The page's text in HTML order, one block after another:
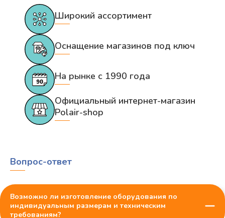
Широкий ассортимент
Оснащение магазинов под ключ
На рынке с 1990 года
Официальный интернет-магазин
Polair-shop
Вопрос-ответ
Возможно ли изготовление оборудования по
индивидуальным размерам и техническим
требованиям?